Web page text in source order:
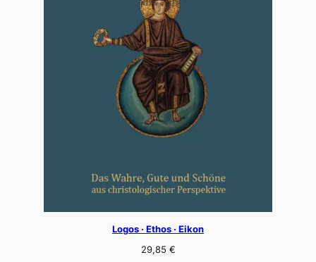
Logos · Ethos · Eikon
29,85 €